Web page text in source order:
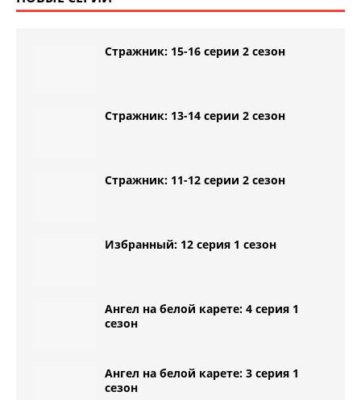
Стражник: 15-16 серии 2 сезон
Стражник: 13-14 серии 2 сезон
Стражник: 11-12 серии 2 сезон
Избранный: 12 серия 1 сезон
Ангел на белой карете: 4 серия 1
сезон
Ангел на белой карете: 3 серия 1
сезон